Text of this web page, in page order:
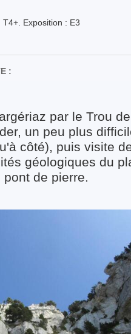
T4+. Exposition : E3
:
par le Trou
un peu plus
côté), puis visite
géologiques du
de pierre.